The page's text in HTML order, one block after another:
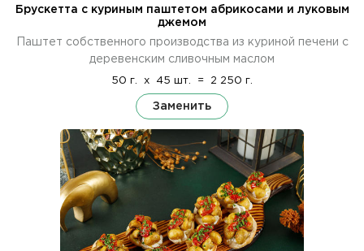
Брускетта с куриным паштетом абрикосами и луковым
джемом
Паштет собственного производства из куриной печени с
деревенским сливочным маслом
50 г. x 45 шт. = 2 250 г.
Заменить